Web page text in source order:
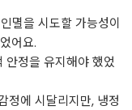
멸을 시도할 가능성이
어요.
안정을 유지해야 했었
정에 시달리지만, 냉정